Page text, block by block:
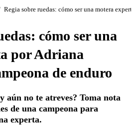
Regia sobre ruedas: cómo ser una motera
cómo ser una
por Adriana
de enduro
aún no te atreves? Toma nota
de una campeona para
experta.